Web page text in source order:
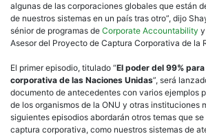
algunas de las corporaciones globales que están
de nuestros sistemas en un país tras otro”, dijo
sénior de programas de Corporate Accountability
Asesor del Proyecto de Captura Corporativa de la
El primer episodio, titulado “El poder del 99%
corporativa de las Naciones Unidas”, será
documento de antecedentes con varios ejemplos
de los organismos de la ONU y otras instituciones
siguientes episodios abordarán otros temas que
captura corporativa, como nuestros sistemas de